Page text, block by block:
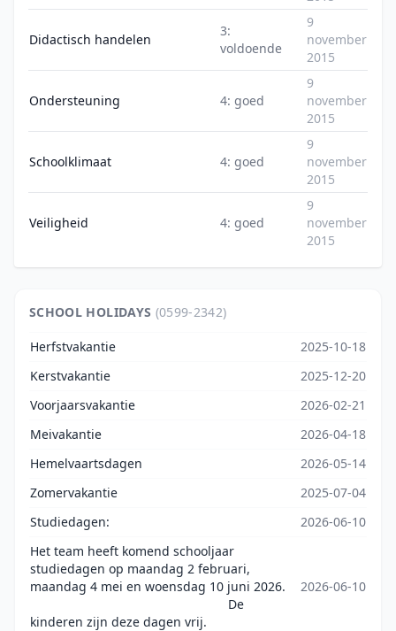
Didactisch handelen
3:
voldoende
9
november
2015
Ondersteuning 4: goed
9
november
2015
Schoolklimaat 4: goed
9
november
2015
Veiligheid 4: goed
9
november
2015
SCHOOL HOLIDAYS (0599-2342)
Herfstvakantie
2025-10-18
Kerstvakantie
2025-12-20
Voorjaarsvakantie
2026-02-21
Meivakantie
2026-04-18
Hemelvaartsdagen
2026-05-14
Zomervakantie
2025-07-04
Studiedagen:
2026-06-10
Het team heeft komend schooljaar
studiedagen op maandag 2 februari,
maandag 4 mei en woensdag 10 juni 2026.
De
kinderen zijn deze dagen vrij.
2026-06-10